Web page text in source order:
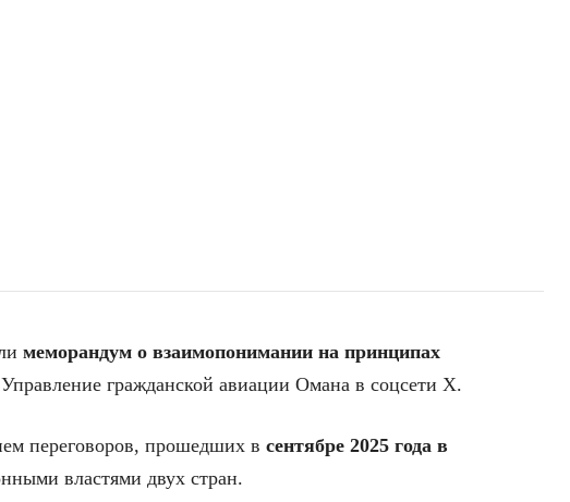
меморандум о взаимопонимании на принципах
гражданской авиации Омана в соцсети X.
переговоров, прошедших в сентябре 2025 года в
властями двух стран.